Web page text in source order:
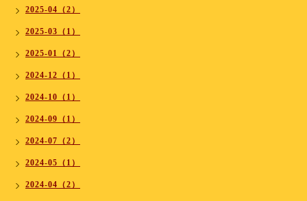
2025-04（2）
2025-03（1）
2025-01（2）
2024-12（1）
2024-10（1）
2024-09（1）
2024-07（2）
2024-05（1）
2024-04（2）